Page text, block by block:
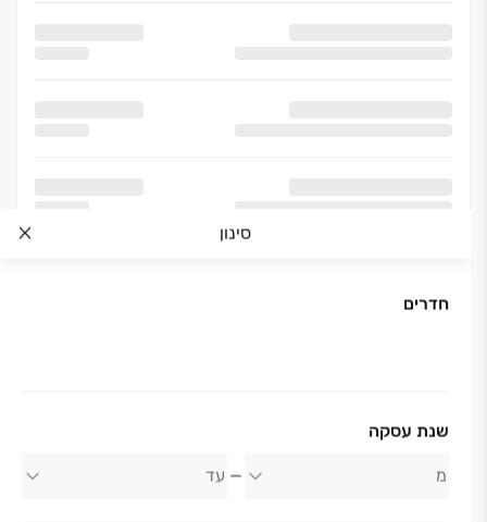
סינון
חדרים
שנת עסקה